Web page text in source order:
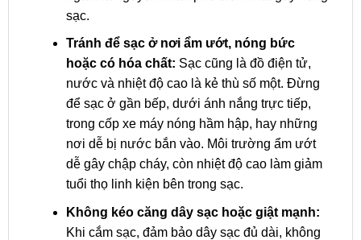
sạc.
Tránh để sạc ở nơi ẩm ướt, nóng bức
hoặc có hóa chất: Sạc cũng là đồ điện tử,
nước và nhiệt độ cao là kẻ thù số một. Đừng
để sạc ở gần bếp, dưới ánh nắng trực tiếp,
trong cốp xe máy nóng hầm hập, hay những
nơi dễ bị nước bắn vào. Môi trường ẩm ướt
dễ gây chập cháy, còn nhiệt độ cao làm giảm
tuổi thọ linh kiện bên trong sạc.
Không kéo căng dây sạc hoặc giật mạnh:
Khi cắm sạc, đảm bảo dây sạc đủ dài, không